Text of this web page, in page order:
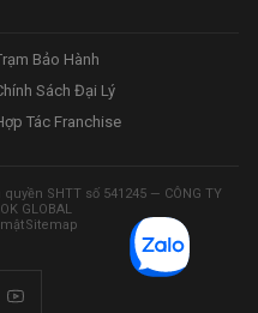
Bảo Hành
Sách Đại Lý
Tác Franchise
SHTT số 541245 — CÔNG TY
GLOBAL
Sitemap